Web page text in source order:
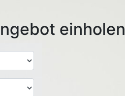
einholen